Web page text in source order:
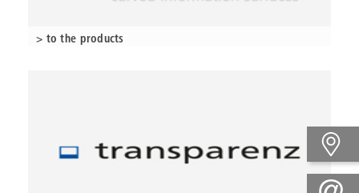
> to the products